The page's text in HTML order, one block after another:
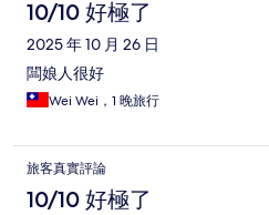
10/10 好極了
2025 年 10 月 26 日
闆娘人很好
Wei Wei，1 晚旅行
旅客真實評論
10/10 好極了